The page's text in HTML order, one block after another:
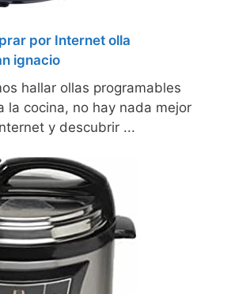
por Internet olla
ignacio
hallar ollas programables
la cocina, no hay nada mejor
y descubrir ...